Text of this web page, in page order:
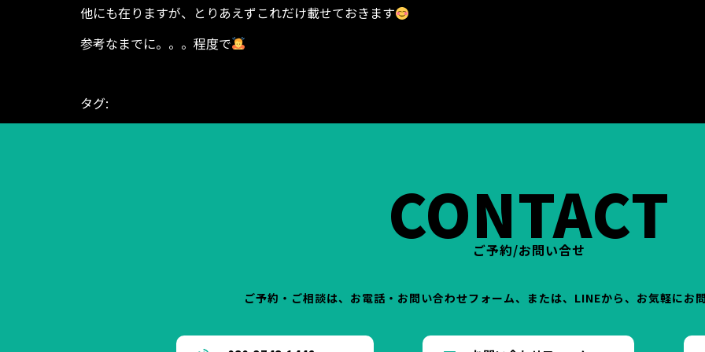
他にも在りますが、とりあえずこれだけ載せておきます
参考なまでに。。。程度で
タグ:
ング富山県 高岡市 鐘紡町
CONTACT
ご予約/お問い合せ
ご予約・ご相談は、お電話・お問い合わせフォーム、または、LINEから、お気軽にお